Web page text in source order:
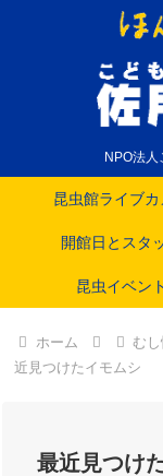
NPO法人
昆虫館ライブカ
開館日とスタ
昆虫イベント
ホーム む
近見つけたイモムシ
最近見つけ